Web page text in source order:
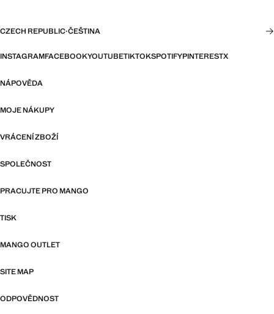
CZECH REPUBLIC·ČEŠTINA
INSTAGRAMFACEBOOKYOUTUBETIKTOKSPOTIFYPINTERESTX
NÁPOVĚDA
MOJE NÁKUPY
VRÁCENÍ ZBOŽÍ
SPOLEČNOST
PRACUJTE PRO MANGO
TISK
MANGO OUTLET
SITE MAP
ODPOVĚDNOST